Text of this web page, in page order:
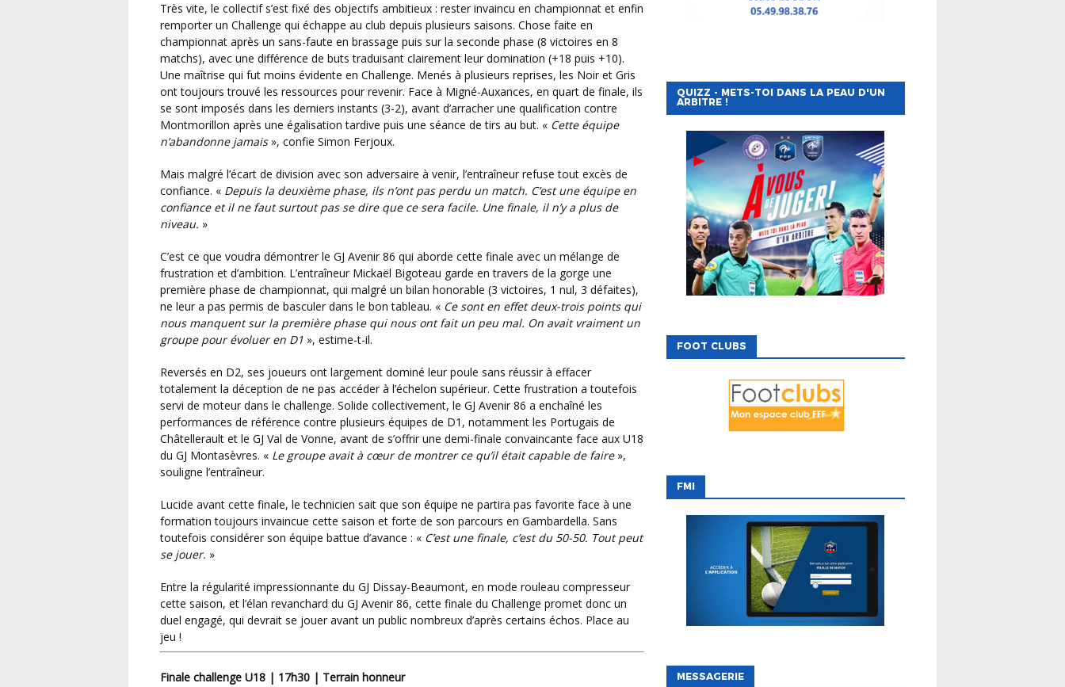
Très vite, le collectif s’est fixé des objectifs ambitieux : rester invaincu en championnat et enfin
remporter un Challenge qui échappe au club depuis plusieurs saisons. Chose faite en
championnat après un sans-faute en brassage puis sur la seconde phase (8 victoires en 8
matchs), avec une différence de buts traduisant clairement leur domination (+18 puis +10).
Une maîtrise qui fut moins évidente en Challenge. Menés à plusieurs reprises, les Noir et Gris
ont toujours trouvé les ressources pour revenir. Face à Migné-Auxances, en quart de finale, ils
se sont imposés dans les derniers instants (3-2), avant d’arracher une qualification contre
Montmorillon après une égalisation tardive puis une séance de tirs au but. « Cette équipe
n’abandonne jamais», confie Simon Ferjoux.
Mais malgré l’écart de division avec son adversaire à venir, l’entraîneur refuse tout excès de
confiance. « Depuis la deuxième phase, ils n’ont pas perdu un match. C’est une équipe en
confiance et il ne faut surtout pas se dire que ce sera facile. Une finale, il n’y a plus de
niveau. »
C’est ce que voudra démontrer le GJ Avenir 86 qui aborde cette finale avec un mélange de
frustration et d’ambition. L’entraîneur Mickaël Bigoteau garde en travers de la gorge une
première phase de championnat, qui malgré un bilan honorable (3 victoires, 1 nul, 3 défaites),
ne leur a pas permis de basculer dans le bon tableau. « Ce sont en effet deux-trois points qui
nous manquent sur la première phase qui nous ont fait un peu mal. On avait vraiment un
groupe pour évoluer en D1 », estime-t-il.
Reversés en D2, ses joueurs ont largement dominé leur poule sans réussir à effacer
totalement la déception de ne pas accéder à l’échelon supérieur. Cette frustration a toutefois
servi de moteur dans le challenge. Solide collectivement, le GJ Avenir 86 a enchaîné les
performances de référence contre plusieurs équipes de D1, notamment les Portugais de
Châtellerault et le GJ Val de Vonne, avant de s’offrir une demi-finale convaincante face aux U18
du GJ Montasèvres. « Le groupe avait à cœur de montrer ce qu’il était capable de faire»,
souligne l’entraîneur.
Lucide avant cette finale, le technicien sait que son équipe ne partira pas favorite face à une
formation toujours invaincue cette saison et forte de son parcours en Gambardella. Sans
toutefois considérer son équipe battue d’avance : « C’est une finale, c’est du 50-50. Tout peut
se jouer. »
Entre la régularité impressionnante du GJ Dissay-Beaumont, en mode rouleau compresseur
cette saison, et l’élan revanchard du GJ Avenir 86, cette finale du Challenge promet donc un
duel engagé, qui devrait se jouer avant un public nombreux d’après certains échos. Place au
jeu !
Finale challenge U18 | 17h30 | Terrain honneur
QUIZZ - METS-TOI DANS LA PEAU D'UN
ARBITRE !
FOOT CLUBS
FMI
MESSAGERIE